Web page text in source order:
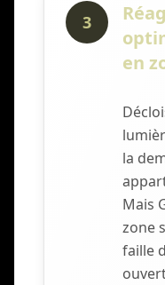
3
en
la
Mais
zone
faille